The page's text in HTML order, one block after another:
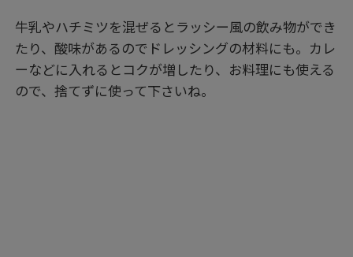
牛乳やハチミツを混ぜるとラッシー風の飲み物ができ
たり、酸味があるのでドレッシングの材料にも。カレ
ーなどに入れるとコクが増したり、お料理にも使える
ので、捨てずに使って下さいね。